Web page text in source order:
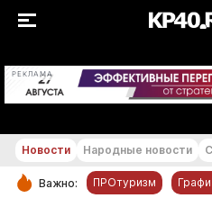
РЕКЛАМА
Новости Народные новости
Важно: ПРОтуризм